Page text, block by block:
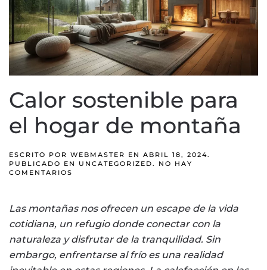
Calor sostenible para
el hogar de montaña
ESCRITO POR WEBMASTER EN ABRIL 18, 2024.
PUBLICADO EN UNCATEGORIZED. NO HAY
COMENTARIOS
EL
DE
MONTAÑA
Las montañas nos ofrecen un escape de la vida
cotidiana, un refugio donde conectar con la
naturaleza y disfrutar de la tranquilidad. Sin
embargo, enfrentarse al frío es una realidad